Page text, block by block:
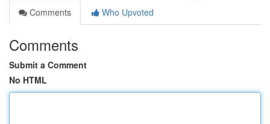
Comments
Who Upvoted
Comments
Submit a Comment
No HTML